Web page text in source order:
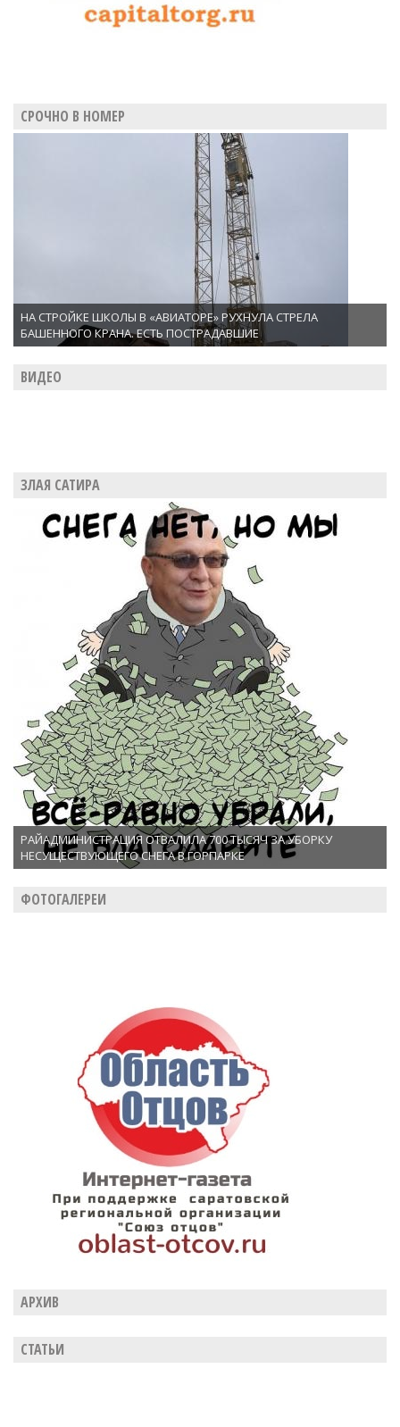
СРОЧНО В НОМЕР
НА СТРОЙКЕ ШКОЛЫ В «АВИАТОРЕ» РУХНУЛА СТРЕЛА
БАШЕННОГО КРАНА. ЕСТЬ ПОСТРАДАВШИЕ
ВИДЕО
ЗЛАЯ САТИРА
РАЙАДМИНИСТРАЦИЯ ОТВАЛИЛА 700 ТЫСЯЧ ЗА УБОРКУ
НЕСУЩЕСТВУЮЩЕГО СНЕГА В ГОРПАРКЕ
ФОТОГАЛЕРЕИ
АРХИВ
СТАТЬИ